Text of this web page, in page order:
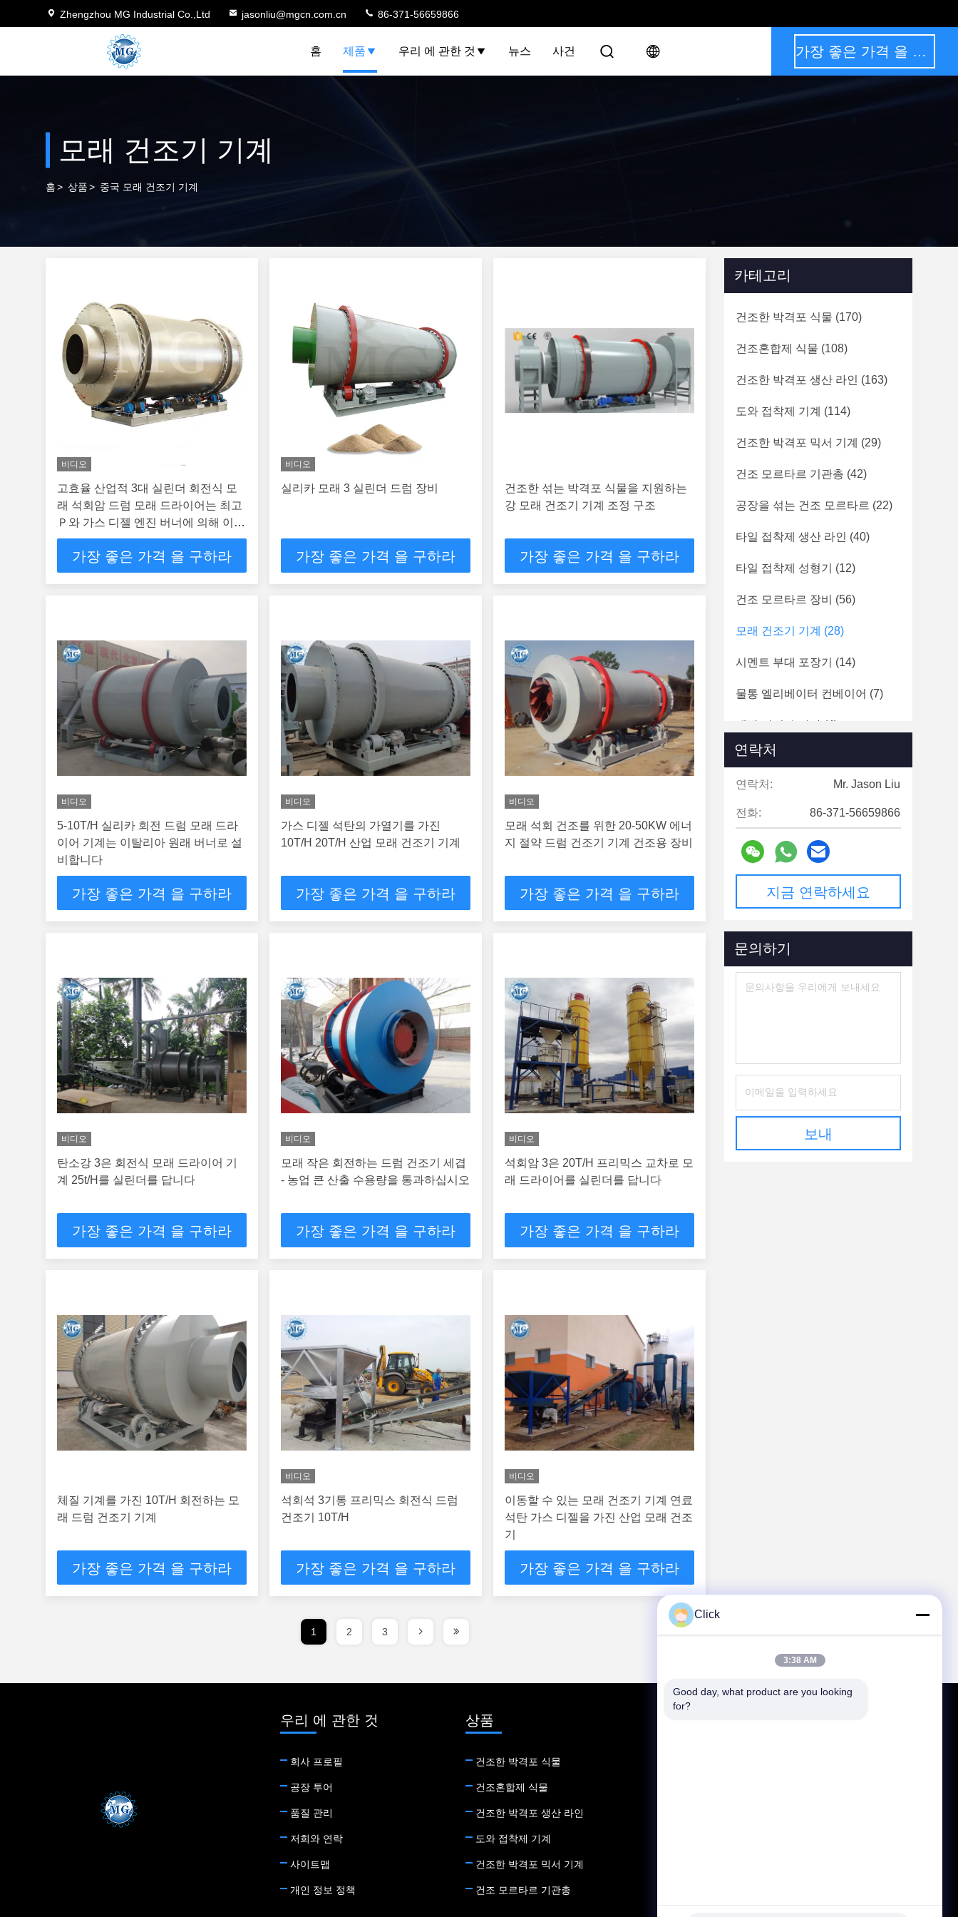
Zhengzhou MG Industrial Co.,Ltd jasonliu@mgcn.com.cn 86-371-56659866
홈 제품 우리 에 관한 것 뉴스 사건 가장 좋은 가격 을 구하라
모래 건조기 기계
홈> 상품> 중국 모래 건조기 기계
비디오
고효율 산업적 3대 실린더 회전식 모
래 석회암 드럼 모래 드라이어는 최고
Ｐ와 가스 디젤 엔진 버너에 의해 이식
합니다
가장 좋은 가격 을 구하라
비디오
실리카 모래 3 실린더 드럼 장비
가장 좋은 가격 을 구하라
건조한 섞는 박격포 식물을 지원하는
강 모래 건조기 기계 조정 구조
가장 좋은 가격 을 구하라
비디오
5-10T/H 실리카 회전 드럼 모래 드라
이어 기계는 이탈리아 원래 버너로 설
비합니다
가장 좋은 가격 을 구하라
비디오
가스 디젤 석탄의 가열기를 가진
10T/H 20T/H 산업 모래 건조기 기계
가장 좋은 가격 을 구하라
비디오
모래 석회 건조를 위한 20-50KW 에너
지 절약 드럼 건조기 기계 건조용 장비
가장 좋은 가격 을 구하라
비디오
탄소강 3은 회전식 모래 드라이어 기
계 25t/H를 실린더를 답니다
가장 좋은 가격 을 구하라
비디오
모래 작은 회전하는 드럼 건조기 세겹
- 농업 큰 산출 수용량을 통과하십시오
가장 좋은 가격 을 구하라
비디오
석회암 3은 20T/H 프리믹스 교차로 모
래 드라이어를 실린더를 답니다
가장 좋은 가격 을 구하라
체질 기계를 가진 10T/H 회전하는 모
래 드럼 건조기 기계
가장 좋은 가격 을 구하라
비디오
석회석 3기통 프리믹스 회전식 드럼
건조기 10T/H
가장 좋은 가격 을 구하라
비디오
이동할 수 있는 모래 건조기 기계 연료
석탄 가스 디젤을 가진 산업 모래 건조
기
가장 좋은 가격 을 구하라
카테고리
건조한 박격포 식물 (170)
건조혼합제 식물 (108)
건조한 박격포 생산 라인 (163)
도와 접착제 기계 (114)
건조한 박격포 믹서 기계 (29)
건조 모르타르 기관총 (42)
공장을 섞는 건조 모르타르 (22)
타일 접착제 생산 라인 (40)
타일 접착제 성형기 (12)
건조 모르타르 장비 (56)
모래 건조기 기계 (28)
시멘트 부대 포장기 (14)
물통 엘리베이터 컨베이어 (7)
맥박 먼지 수집가 (4)
시멘트 저장 사일로
연락처
연락처: Mr. Jason Liu
전화: 86-371-56659866
지금 연락하세요
문의하기
보내
1 2 3
우리 에 관한 것
회사 프로필
공장 투어
품질 관리
저희와 연락
사이트맵
개인 정보 정책
상품
건조한 박격포 식물
건조혼합제 식물
건조한 박격포 생산 라인
도와 접착제 기계
건조한 박격포 믹서 기계
건조 모르타르 기관총
Click
3:38 AM
Good day, what product are you looking
for?